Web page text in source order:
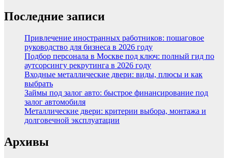
Последние записи
Привлечение иностранных работников: пошаговое
руководство для бизнеса в 2026 году
Подбор персонала в Москве под ключ: полный гид по
аутсорсингу рекрутинга в 2026 году
Входные металлические двери: виды, плюсы и как
выбрать
Займы под залог авто: быстрое финансирование под
залог автомобиля
Металлические двери: критерии выбора, монтажа и
долговечной эксплуатации
Архивы